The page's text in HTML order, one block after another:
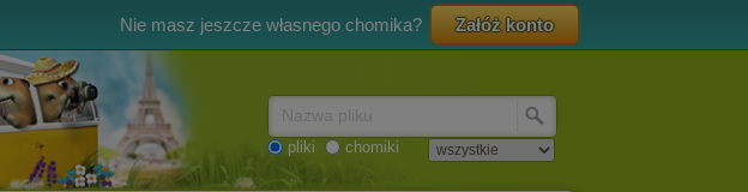
Nie masz jeszcze własnego chomika? Załóż konto
pliki chomiki